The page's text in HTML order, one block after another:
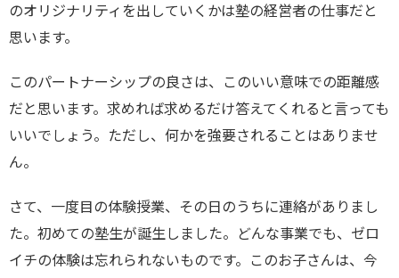
のオリジナリティを出していくかは塾の経営者の仕事だと
思います。
このパートナーシップの良さは、このいい意味での距離感
だと思います。求めれば求めるだけ答えてくれると言っても
いいでしょう。ただし、何かを強要されることはありませ
ん。
さて、一度目の体験授業、その日のうちに連絡がありまし
た。初めての塾生が誕生しました。どんな事業でも、ゼロ
イチの体験は忘れられないものです。このお子さんは、今